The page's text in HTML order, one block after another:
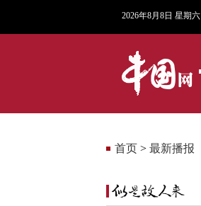
2026年8月8日 星期六
首页 > 最新播报